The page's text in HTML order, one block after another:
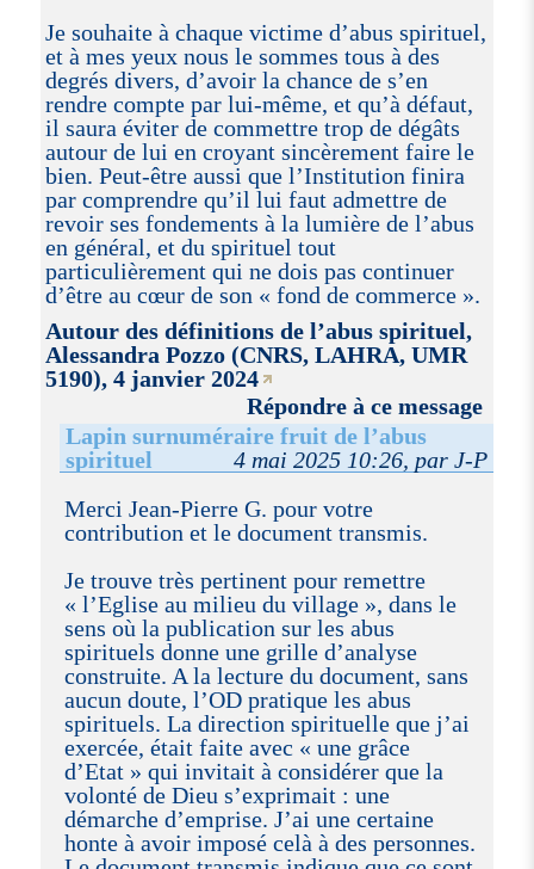
Je souhaite à chaque victime d’abus spirituel,
et à mes yeux nous le sommes tous à des
degrés divers, d’avoir la chance de s’en
rendre compte par lui-même, et qu’à défaut,
il saura éviter de commettre trop de dégâts
autour de lui en croyant sincèrement faire le
bien. Peut-être aussi que l’Institution finira
par comprendre qu’il lui faut admettre de
revoir ses fondements à la lumière de l’abus
en général, et du spirituel tout
particulièrement qui ne dois pas continuer
d’être au cœur de son « fond de commerce ».
Autour des définitions de l’abus spirituel,
Alessandra Pozzo (CNRS, LAHRA, UMR
5190), 4 janvier 2024
Répondre à ce message
Lapin surnuméraire fruit de l’abus
spirituel
4 mai 2025 10:26, par J-P
Merci Jean-Pierre G. pour votre
contribution et le document transmis.
Je trouve très pertinent pour remettre
« l’Eglise au milieu du village », dans le
sens où la publication sur les abus
spirituels donne une grille d’analyse
construite. A la lecture du document, sans
aucun doute, l’OD pratique les abus
spirituels. La direction spirituelle que j’ai
exercée, était faite avec « une grâce
d’Etat » qui invitait à considérer que la
volonté de Dieu s’exprimait : une
démarche d’emprise. J’ai une certaine
honte à avoir imposé celà à des personnes.